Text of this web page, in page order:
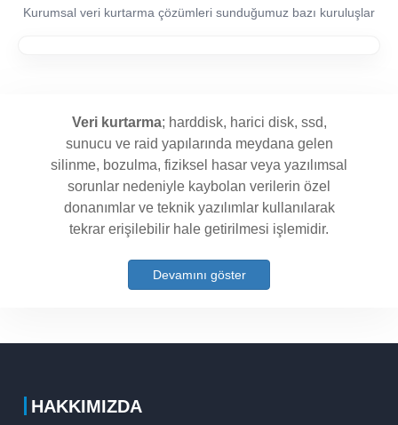
Kurumsal veri kurtarma çözümleri sunduğumuz bazı kuruluşlar
Veri kurtarma; harddisk, harici disk, ssd,
sunucu ve raid yapılarında meydana gelen
silinme, bozulma, fiziksel hasar veya yazılımsal
sorunlar nedeniyle kaybolan verilerin özel
donanımlar ve teknik yazılımlar kullanılarak
tekrar erişilebilir hale getirilmesi işlemidir.
Devamını göster
HAKKIMIZDA